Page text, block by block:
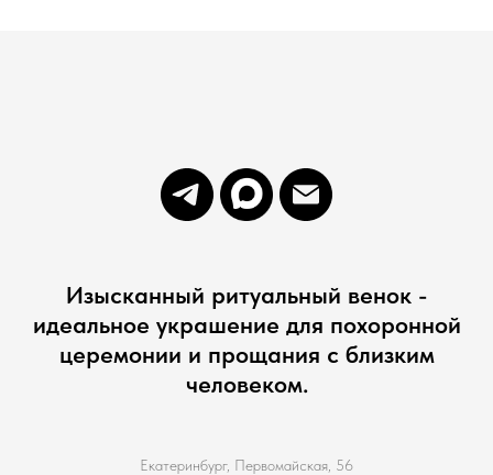
Изысканный ритуальный венок -
идеальное украшение для похоронной
церемонии и прощания с близким
человеком.
Екатеринбург, Первомайская, 56